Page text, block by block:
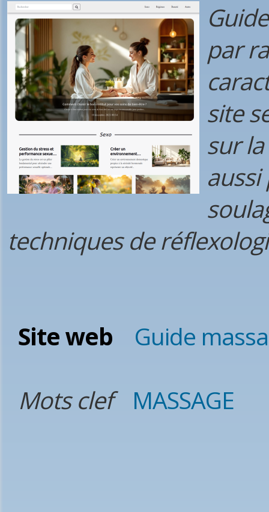
par
site
sur
techniques de
Site web
Guide
Mots clef
MASSAGE